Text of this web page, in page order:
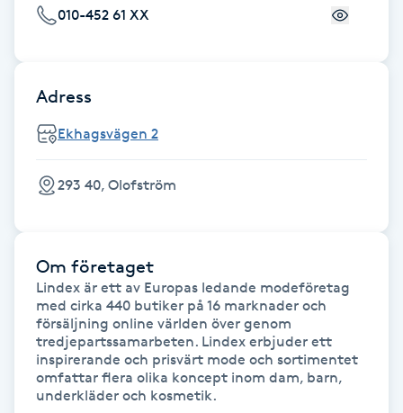
Cryoterapi
Dermapen
Diamantslipning
Enzympeeling
Extensions
Extensions borttagning
010-452 61 XX
Adress
Ekhagsvägen 2
293 40, Olofström
Om företaget
Lindex är ett av Europas ledande modeföretag
med cirka 440 butiker på 16 marknader och
försäljning online världen över genom
tredjepartssamarbeten. Lindex erbjuder ett
inspirerande och prisvärt mode och sortimentet
omfattar flera olika koncept inom dam, barn,
underkläder och kosmetik.